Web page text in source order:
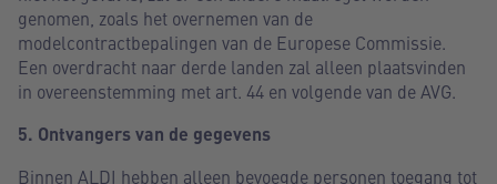
genomen, zoals het overnemen van de
modelcontractbepalingen van de Europese Commissie.
Een overdracht naar derde landen zal alleen plaatsvinden
in overeenstemming met art. 44 en volgende van de AVG.
5. Ontvangers van de gegevens
Binnen ALDI hebben alleen bevoegde personen toegang tot